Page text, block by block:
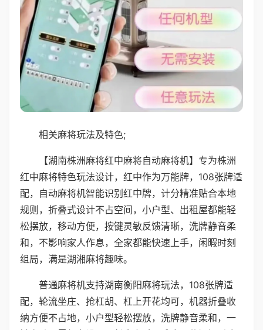
相关麻将玩法及特色;
【湖南株洲麻将红中麻将自动麻将机】专为株洲
红中麻将特色玩法设计，红中作为万能牌，108张牌适
配，自动麻将机智能识别红中牌，计分精准贴合本地
规则，折叠式设计不占空间，小户型、出租屋都能轻
松摆放，移动方便，按键灵敏反馈清晰，洗牌静音柔
和，不影响家人作息，全家都能快速上手，闲暇时刻
组局，满是湖湘麻将趣味。
普通麻将机支持湖南衡阳麻将玩法，108张牌适
配，轮流坐庄、抢杠胡、杠上开花均可，机器折叠收
纳方便不占地，小户型轻松摆放，洗牌静音柔和，一